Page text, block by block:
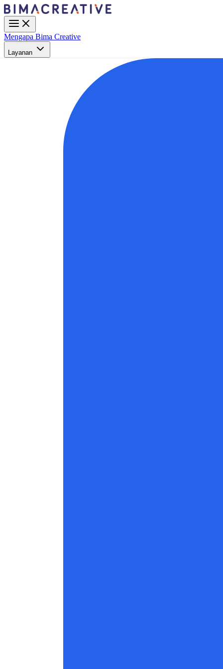
Mengapa Bima Creative
Layanan